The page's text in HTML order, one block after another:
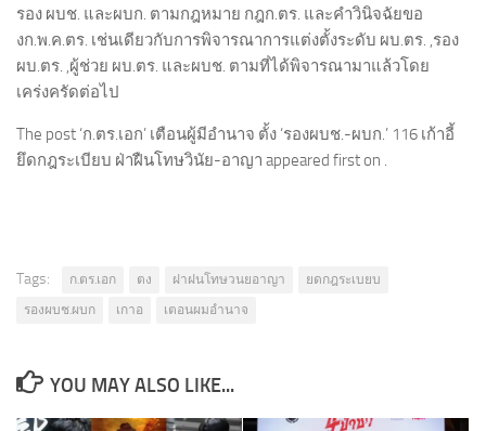
รอง ผบช. และผบก. ตามกฎหมาย กฎก.ตร. และคำวินิจฉัยขอ
งก.พ.ค.ตร. เช่นเดียวกับการพิจารณาการแต่งตั้งระดับ ผบ.ตร. ,รอง
ผบ.ตร. ,ผู้ช่วย ผบ.ตร. และผบช. ตามที่ได้พิจารณามาแล้วโดย
เคร่งครัดต่อไป
The post ‘ก.ตร.เอก’ เตือนผู้มีอำนาจ ตั้ง ‘รองผบช.-ผบก.’ 116 เก้าอี้
ยึดกฎระเบียบ ฝ่าฝืนโทษวินัย-อาญา appeared first on .
Tags: ก.ตร.เอก ตง ฝาฝนโทษวนยอาญา
ยดกฎระเบยบ
รองผบช.ผบก
เกาอ เตอนผมอำนาจ
YOU MAY ALSO LIKE...